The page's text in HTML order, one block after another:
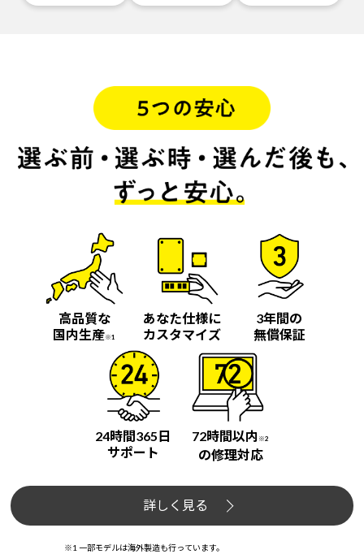
高品質な
国内生産※1
あなた仕様に
カスタマイズ
3年間の
無償保証
24時間365日
サポート
72時間以内 ※2
の修理対応
詳しく見る
※1 一部モデルは海外製造も行っています。